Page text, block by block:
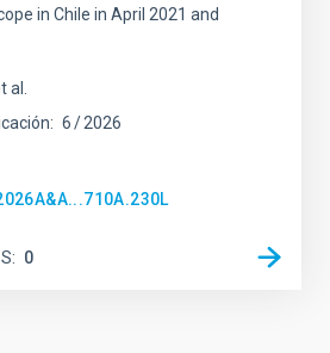
in Chile in April 2021 and
al.
6 2026
0